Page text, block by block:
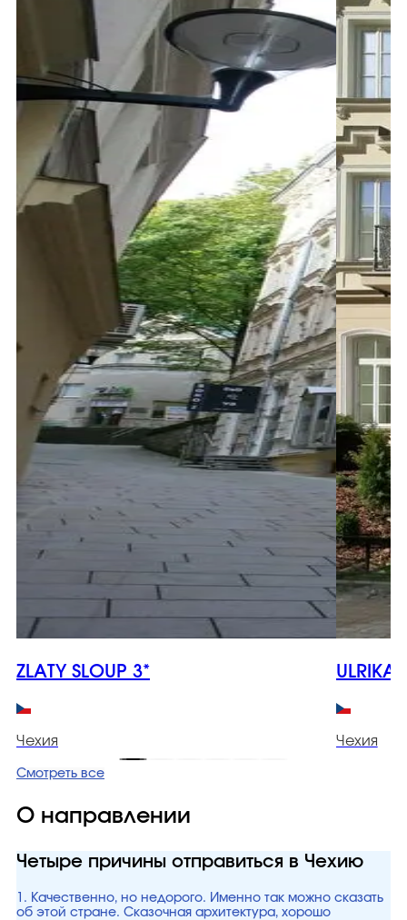
ZLATY SLOUP 3*
Чехия
ULRIKA
Чехия
Смотреть все
О направлении
Четыре причины отправиться в Чехию
1. Качественно, но недорого. Именно так можно сказать
об этой стране. Сказочная архитектура, хорошо